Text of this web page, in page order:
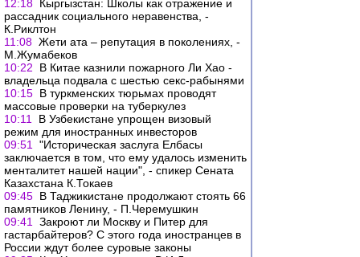
12:18 Кыргызстан: Школы как отражение и
рассадник социального неравенства, -
К.Риклтон
11:08 Жети ата – репутация в поколениях, -
М.Жумабеков
10:22
В Китае казнили пожарного Ли Хао -
владельца подвала с шестью секс-рабынями
10:15 В туркменских тюрьмах проводят
массовые проверки на туберкулез
10:11
В Узбекистане упрощен визовый
режим для иностранных инвесторов
09:51
"Историческая заслуга Елбасы
заключается в том, что ему удалось изменить
менталитет нашей нации", - спикер Сената
Казахстана К.Токаев
09:45 В Таджикистане продолжают стоять 66
памятников Ленину, - П.Черемушкин
09:41
Закроют ли Москву и Питер для
гастарбайтеров? С этого года иностранцев в
России ждут более суровые законы